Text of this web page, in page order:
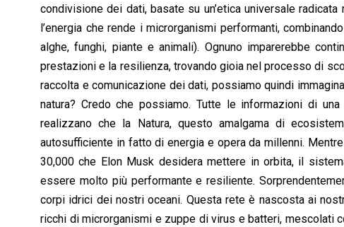
condivisione dei dati, basate su un’etica universale
l’energia che rende i microrganismi performanti,
alghe, funghi, piante e animali). Ognuno imparerebbe
prestazioni e la resilienza, trovando gioia nel processo di
raccolta e comunicazione dei dati, possiamo quindi
natura? Credo che possiamo. Tutte le informazioni di
realizzano che la Natura, questo amalgama di
autosufficiente in fatto di energia e opera da millenni.
30,000 che Elon Musk desidera mettere in orbita, il
essere molto più performante e resiliente.
corpi idrici dei nostri oceani. Questa rete è nascosta ai
ricchi di microrganismi e zuppe di virus e batteri, mescolati